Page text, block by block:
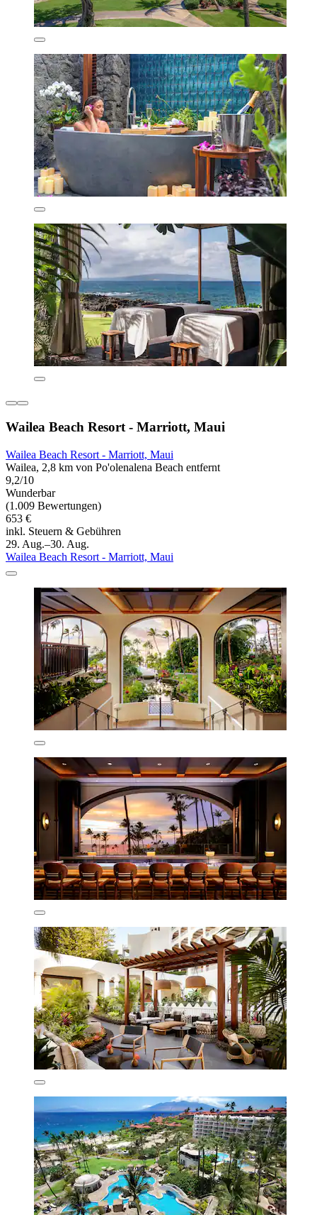
Wailea Beach Resort - Marriott, Maui
Wailea Beach Resort - Marriott, Maui
Wailea, 2,8 km von Po'olenalena Beach entfernt
9,2/10
Wunderbar
(1.009 Bewertungen)
653 €
inkl. Steuern & Gebühren
29. Aug.–30. Aug.
Wailea Beach Resort - Marriott, Maui